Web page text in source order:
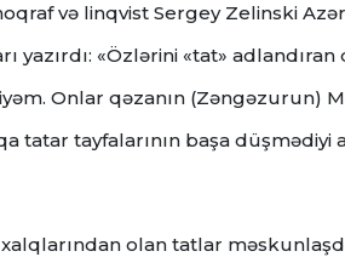
və linqvist Sergey Zelinski
yazırdı: «Özlərini «tat» adlandıran
Onlar qəzanın (Zəngəzurun)
tatar tayfalarının başa düşmədiyi
olan tatlar